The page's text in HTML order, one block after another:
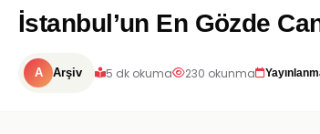
İstanbul’un En Gözde
A Arşiv 5 dk okuma 230 okunma